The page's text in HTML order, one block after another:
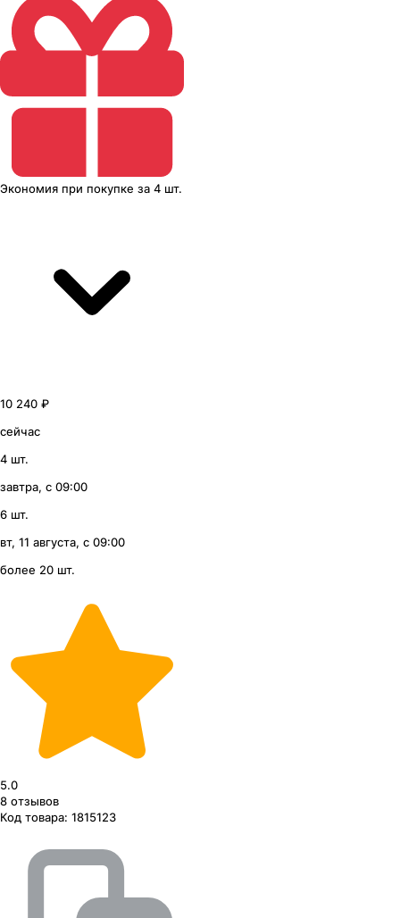
Экономия при покупке за 4 шт.
10 240 ₽
сейчас
4 шт.
завтра, с 09:00
6 шт.
вт, 11 августа, с 09:00
более 20 шт.
5.0
8 отзывов
Код товара: 1815123